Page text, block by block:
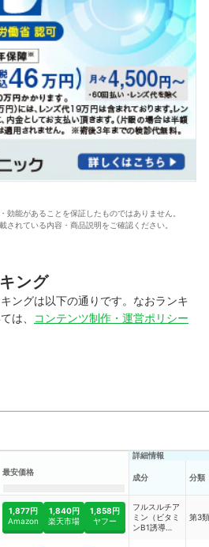
効能があることを保証したものではありません。
されている内容・商品説明をご確認ください。
ング
ングは以下の通りです。なおランキ
は、
コンテンツ制作・運営ポリシー
最安価格
詳細情報
成分 分類
1,877円
Amazon
1,840円
楽天市場
1,858円
ヤフー
フルスルチア
ミン（ビタミ
ンB1誘導
第3